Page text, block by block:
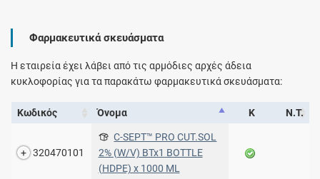
Φαρμακευτικά σκευάσματα
Η εταιρεία έχει λάβει από τις αρμόδιες αρχές άδεια
κυκλοφορίας για τα παρακάτω φαρμακευτικά σκευάσματα:
Κωδικός Όνομα Κ Ν.Τ.
320470101
C-SEPT™ PRO CUT.SOL
2% (W/V) BTx1 BOTTLE
(HDPE) x 1000 ML